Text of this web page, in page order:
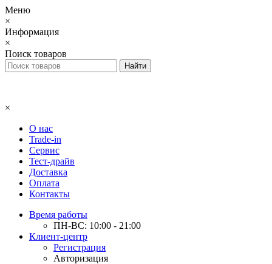
Меню
×
Информация
×
Поиск товаров
×
О нас
Trade-in
Сервис
Тест-драйв
Доставка
Оплата
Контакты
Время работы
ПН-ВС: 10:00 - 21:00
Клиент-центр
Регистрация
Авторизация